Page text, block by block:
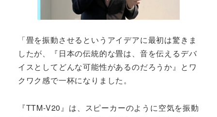
「畳を振動させるというアイデアに最初は驚きま
したが、『日本の伝統的な畳は、音を伝えるデバ
イスとしてどんな可能性があるのだろうか』とワ
クワク感で一杯になりました。
『TTM-V20』は、スピーカーのように空気を振動